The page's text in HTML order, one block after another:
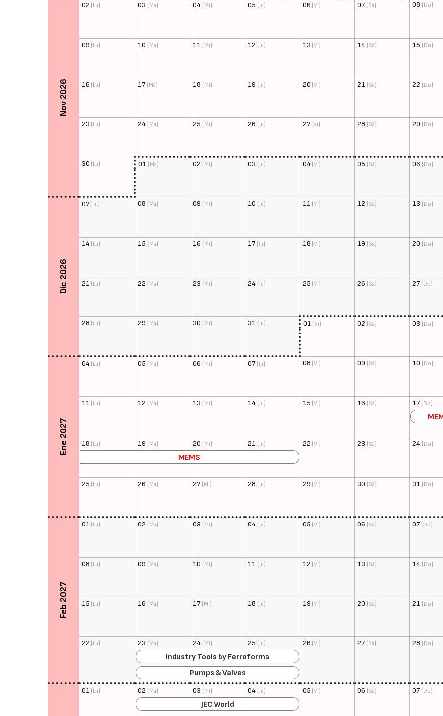
Nov 2026
02 (Lu) 03 (Ma) 04 (Mi) 05 (Ju) 06 (Vi) 07(Sá) 08 (Do)
09 (Lu) 10 (Ma) 11 (Mi) 12 (Ju) 13 (Vi) 14 (Sá) 15 (Do)
16 (Lu) 17(Ma) 18 (Mi) 19 (Ju) 20 (Vi) 21 (Sá) 22 (Do)
23 (Lu) 24 (Ma) 25 (Mi) 26 (Ju) 27(Vi) 28 (Sá) 29 (Do)
30 (Lu) 01 (Ma) 02 (Mi) 03 (Ju) 04 (Vi) 05 (Sá) 06 (Do)
Dic 2026
07(Lu) 08 (Ma) 09 (Mi) 10 (Ju) 11 (Vi) 12 (Sá) 13 (Do)
14 (Lu) 15 (Ma) 16 (Mi) 17(Ju) 18 (Vi) 19 (Sá) 20 (Do)
21 (Lu) 22 (Ma) 23 (Mi) 24 (Ju) 25 (Vi) 26 (Sá) 27(Do)
28 (Lu) 29 (Ma) 30 (Mi) 31 (Ju) 01 (Vi) 02 (Sá) 03 (Do)
Ene 2027
04 (Lu) 05 (Ma) 06 (Mi) 07(Ju) 08 (Vi) 09 (Sá) 10 (Do)
11 (Lu) 12 (Ma) 13 (Mi) 14 (Ju) 15 (Vi) 16 (Sá) 17(Do)
18 (Lu) 19 (Ma) 20 (Mi) 21 (Ju) 22 (Vi) 23 (Sá) 24 (Do)
MEMS
25 (Lu) 26 (Ma) 27(Mi) 28 (Ju) 29 (Vi) 30 (Sá) 31 (Do)
Feb 2027
01 (Lu) 02 (Ma) 03 (Mi) 04 (Ju) 05 (Vi) 06 (Sá) 07(Do)
08 (Lu) 09 (Ma) 10 (Mi) 11 (Ju) 12 (Vi) 13 (Sá) 14 (Do)
15 (Lu) 16 (Ma) 17(Mi) 18 (Ju) 19 (Vi) 20 (Sá) 21 (Do)
22 (Lu) 23 (Ma) 24 (Mi) 25 (Ju) 26 (Vi) 27(Sá) 28 (Do)
Industry Tools by Ferroforma
Pumps & Valves
01 (Lu) 02 (Ma) 03 (Mi) 04 (Ju) 05 (Vi) 06 (Sá) 07(Do)
JEC World